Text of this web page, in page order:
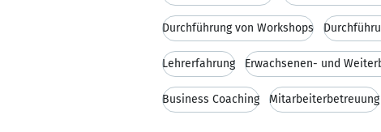
Durchführung von Workshops
Lehrerfahrung Erwachsenen- und
Business Coaching Mitarbeiterbetreuung